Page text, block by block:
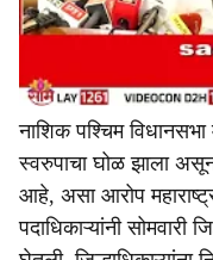
नाशिक पश्चिम विधानसभा
स्वरुपाचा घोळ झाला
आहे, असा आरोप
पदाधिकाऱ्यांनी सोमवारी